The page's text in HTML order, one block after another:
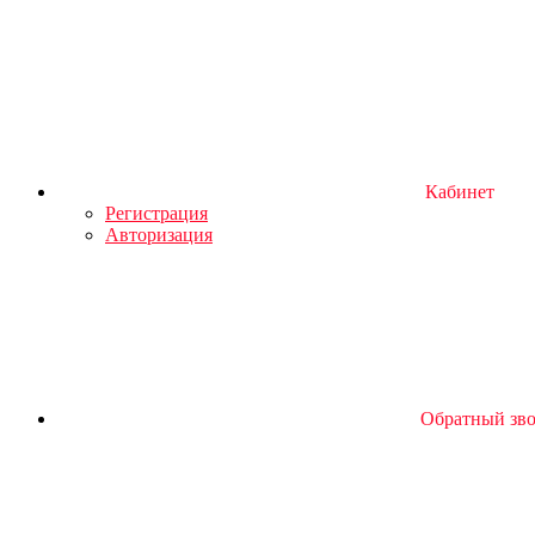
Кабинет
Регистрация
Авторизация
Обратный